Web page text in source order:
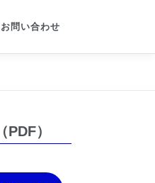
お問い合わせ
）